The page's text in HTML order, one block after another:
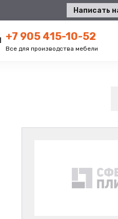
Написать
+7 905 415-10-52
Все для производства мебели